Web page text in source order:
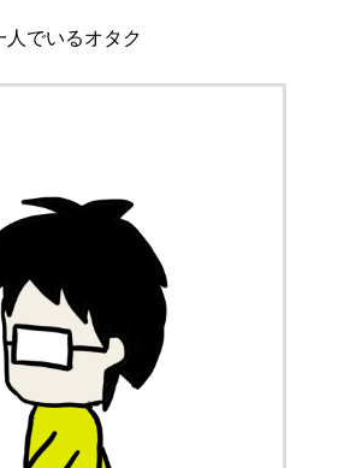
人でいるオタク